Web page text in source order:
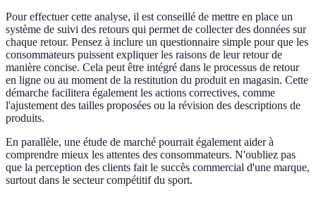
Pour effectuer cette analyse, il est conseillé de mettre en place un
système de suivi des retours qui permet de collecter des données sur
chaque retour. Pensez à inclure un questionnaire simple pour que les
consommateurs puissent expliquer les raisons de leur retour de
manière concise. Cela peut être intégré dans le processus de retour
en ligne ou au moment de la restitution du produit en magasin. Cette
démarche facilitera également les actions correctives, comme
l'ajustement des tailles proposées ou la révision des descriptions de
produits.
En parallèle, une étude de marché pourrait également aider à
comprendre mieux les attentes des consommateurs. N'oubliez pas
que la perception des clients fait le succès commercial d'une marque,
surtout dans le secteur compétitif du sport.